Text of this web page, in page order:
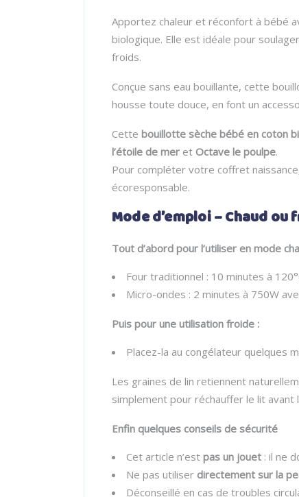
Apportez chaleur et réconfort à bébé
biologique. Elle est idéale pour
froids.
Conçue sans eau bouillante, cette
housse toute douce, en font un
Cette bouillotte sèche bébé en coton
l’étoile de mer et Octave le poulpe.
Pour compléter votre coffret
écoresponsable.
Mode d’emploi – Chaud
Tout d’abord pour l’utiliser en mode
Four traditionnel : 10 minutes à
Micro-ondes : 2 minutes à 750W
Puis pour une utilisation froide :
Placez-la au congélateur quelques
Les graines de lin retiennent
simplement pour réchauffer le lit avant
Enfin quelques conseils de sécurité
Cet article n’est pas un jouet : il ne
Ne pas utiliser directement sur la
Déconseillé en cas de troubles